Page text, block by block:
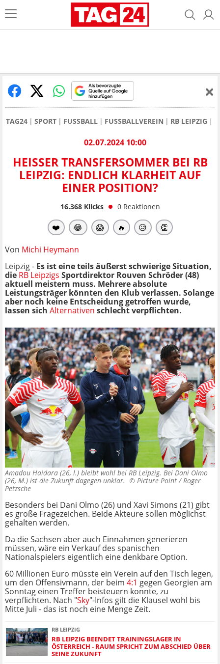
TAG24 SPORT FUSSBALL FUSSBALLVEREIN RB LEIPZIG
02.07.2024 10:00
HEISSER TRANSFERSOMMER BEI RB L
EIPZIG: ENDLICH KLARHEIT AUF E
INER POSITION?
16.368Klicks 0 Reaktionen
❤️ 😂 😱 🔥 😥 👏
Von Michi Heymann
Leipzig - Es ist eine teils äußerst schwierige Situation,
die RB Leipzigs Sportdirektor Rouven Schröder (48)
aktuell meistern muss. Mehrere absolute
Leistungsträger könnten den Klub verlassen. Solange
aber noch keine Entscheidung getroffen wurde,
lassen sich Alternativen schlecht verpflichten.
Amadou Haidara (26, l.) bleibt wohl bei RB Leipzig. Bei Dani Olmo
(26, M.) ist die Zukunft dagegen unklar. © Picture Point / Roger
Petzsche
Besonders bei Dani Olmo (26) und Xavi Simons (21) gibt
es große Fragezeichen. Beide Akteure sollen möglichst
gehalten werden.
Da die Sachsen aber auch Einnahmen generieren
müssen, wäre ein Verkauf des spanischen
Nationalspielers eigentlich eine denkbare Option.
60 Millionen Euro müsste ein Verein auf den Tisch legen,
um den Offensivmann, der beim 4:1 gegen Georgien am
Sonntag einen Treffer beisteuern konnte, zu
verpflichten. Nach "Sky"-Infos gilt die Klausel wohl bis
Mitte Juli - das ist noch eine Menge Zeit.
RB LEIPZIG
RB LEIPZIG BEENDET TRAININGSLAGER IN
ÖSTERREICH - RAUM SPRICHT ZUM ABSCHIED ÜBER
SEINE ZUKUNFT